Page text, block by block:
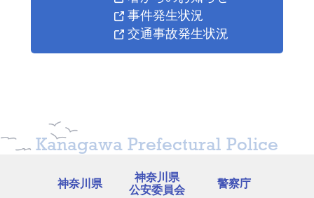
事件発生状況
交通事故発生状況
Kanagawa Prefectural Police
神奈川県 神奈川県
公安委員会 警察庁